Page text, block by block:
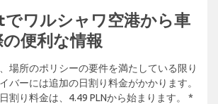
ワルシャワ空港から車
便利な情報
場所のポリシーの要件を満たしている限り
バーには追加の日割り料金がかかります。
割り料金は、4.49 PLNから始まります。 *